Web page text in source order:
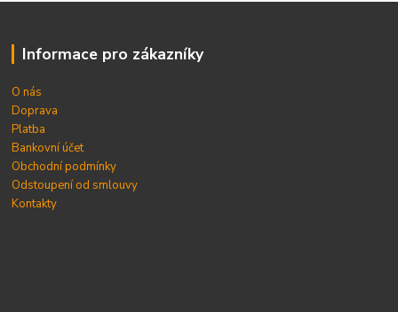
Informace pro zákazníky
O nás
Doprava
Platba
Bankovní účet
Obchodní podmínky
Odstoupení od smlouvy
Kontakty